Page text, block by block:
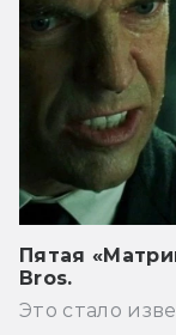
Пятая
Bros.
Это стало